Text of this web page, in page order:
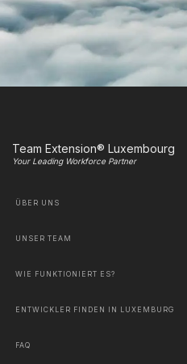
Team Extension® Luxembourg
Your Leading Workforce Partner
ÜBER UNS
UNSER TEAM
WIE FUNKTIONIERT ES?
ENTWICKLER FINDEN IN LUXEMBURG
FAQ